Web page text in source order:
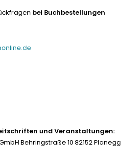
bei Buchbestellungen
und Veranstaltungen:
Behringstraße 10 82152 Planegg